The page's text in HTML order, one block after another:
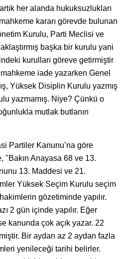
her alanda hukuksuzlukları
kararı görevde bulunan
Kurulu, Parti Meclisi ve
başka bir kurulu yani
kurulları göreve getirmiştir
iade yazarken Genel
Yüksek Disiplin Kurulu yazmış
yazmamış. Niye? Çünkü o
mutlak butlanın
Partiler Kanunu’na göre
Anayasa 68 ve 13.
13. Maddesi ve 21.
Yüksek Seçim Kurulu seçim
gözetiminde yapılır.
2 gün içinde yapılır. Eğer
kanunda çok açık yazar. 22
Bir aydan az 2 aydan fazla
yenileceği tarihi belirler.